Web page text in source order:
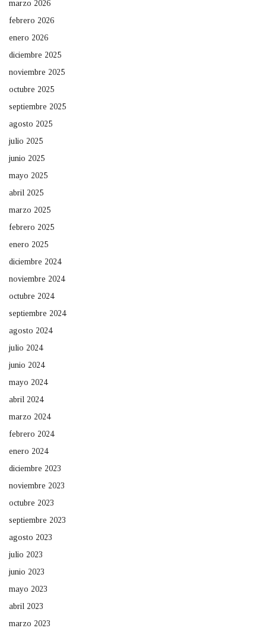
marzo 2026
febrero 2026
enero 2026
diciembre 2025
noviembre 2025
octubre 2025
septiembre 2025
agosto 2025
julio 2025
junio 2025
mayo 2025
abril 2025
marzo 2025
febrero 2025
enero 2025
diciembre 2024
noviembre 2024
octubre 2024
septiembre 2024
agosto 2024
julio 2024
junio 2024
mayo 2024
abril 2024
marzo 2024
febrero 2024
enero 2024
diciembre 2023
noviembre 2023
octubre 2023
septiembre 2023
agosto 2023
julio 2023
junio 2023
mayo 2023
abril 2023
marzo 2023